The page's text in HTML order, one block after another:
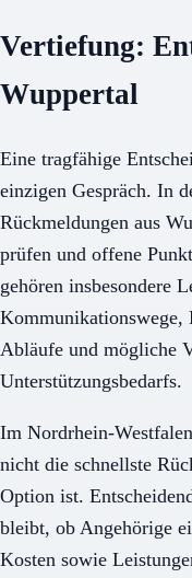
Vertiefung:
Wuppertal
Eine tragfähige
einzigen Gespräch. In
Rückmeldungen aus
prüfen und offene
gehören insbesondere
Kommunikationswege,
Abläufe und mögliche
Unterstützungsbedarfs.
Im Nordrhein-
nicht die schnellste
Option ist.
bleibt, ob Angehörige
Kosten sowie